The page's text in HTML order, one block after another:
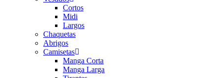
Cortos
Midi
Largos
Chaquetas
Abrigos
Camisetas
Manga Corta
Manga Larga